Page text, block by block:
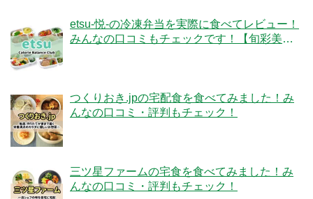
etsu-悦-の冷凍弁当を実際に食べてレビュー！
みんなの口コミもチェックです！【旬彩美
つくりおき.jpの宅配食を食べてみました！み
んなの口コミ・評判もチェック！
三ツ星ファームの宅食を食べてみました！み
んなの口コミ・評判もチェック！